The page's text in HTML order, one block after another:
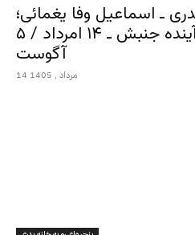
ـ اسماعیل وفا یغمائی؛
جایگاه شاهزاده و آینده جنبش ـ ۱۴ امرداد / ۵
آگوست
14 مرداد , 1405